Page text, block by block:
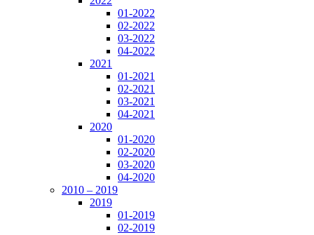
01-2022
02-2022
03-2022
04-2022
2021
01-2021
02-2021
03-2021
04-2021
2020
01-2020
02-2020
03-2020
04-2020
2010 – 2019
2019
01-2019
02-2019